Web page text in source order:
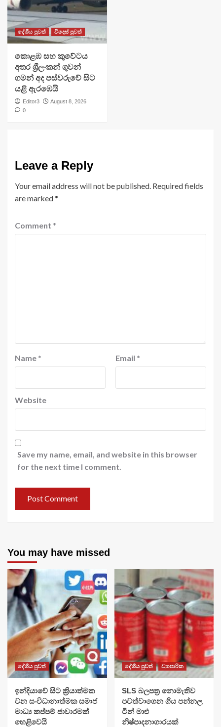
දේශීය පුවත් විදෙස් පුවත්
​කොළඹ සහ කුවේටය
අතර ශ්‍රීලංකන් ගුවන්
ගමන් අද පස්වරුවේ සිට
යළි ඇරඹෙයි
Editor3
August 8, 2026
0
Leave a Reply
Your email address will not be published. Required fields
are marked*
Comment *
Name * Email *
Website
Save my name, email, and website in this browser
for the next time I comment.
You may have missed
දේශීය පුවත්
​ඉන්දියාවේ සිට ක්‍රියාත්මක
වන සංවිධානාත්මක සමාජ
මාධ්‍ය කප්පම් ජාවාරමක්
හෙළිවෙයි
දේශීය පුවත් ව්‍යාපාරික
SLS බලපත්‍ර නොමැතිව
පවත්වාගෙන ගිය පන්නල
ටින් මාළු
නිෂ්පාදනාගාරයක්